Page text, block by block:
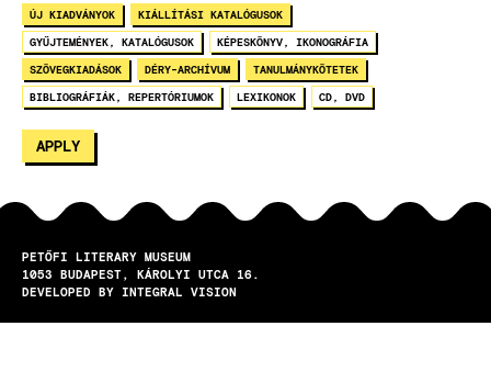
ÚJ KIADVÁNYOK KIÁLLÍTÁSI KATALÓGUSOK
GYŰJTEMÉNYEK, KATALÓGUSOK KÉPESKÖNYV, IKONOGRÁFIA
SZÖVEGKIADÁSOK DÉRY-ARCHÍVUM TANULMÁNYKÖTETEK
BIBLIOGRÁFIÁK, REPERTÓRIUMOK LEXIKONOK CD, DVD
PETŐFI LITERARY MUSEUM
1053
BUDAPEST
KÁROLYI UTCA 16.
DEVELOPED BY INTEGRAL VISION